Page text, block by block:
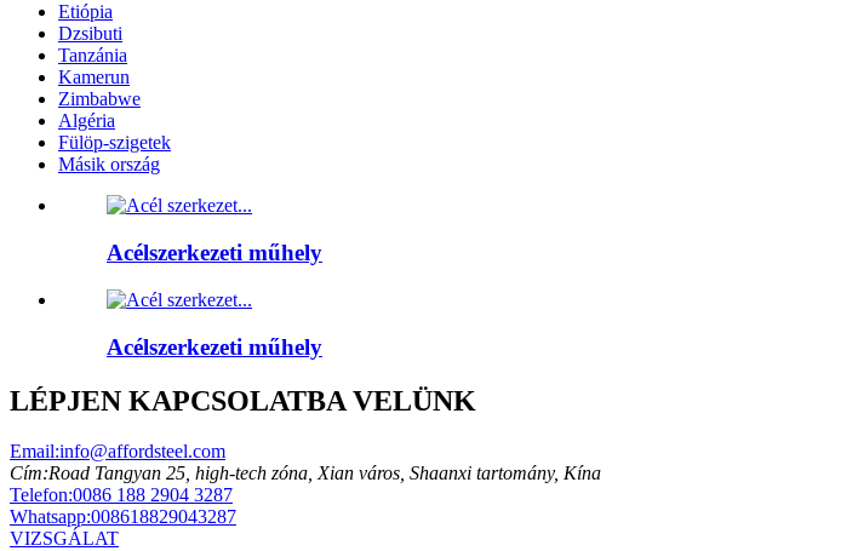
Etiópia
Dzsibuti
Tanzánia
Kamerun
Zimbabwe
Algéria
Fülöp-szigetek
Másik ország
Acélszerkezeti műhely
Acélszerkezeti műhely
LÉPJEN KAPCSOLATBA VELÜNK
Email:info@affordsteel.com
Cím:Road Tangyan 25, high-tech zóna, Xian város, Shaanxi tartomány, Kína
Telefon:0086 188 2904 3287
Whatsapp:008618829043287
VIZSGÁLAT